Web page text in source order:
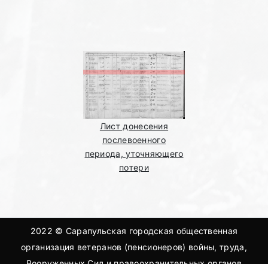
Лист донесения
послевоенного
периода, уточняющего
потери
2022 © Сарапульская городская общественная
организация ветеранов (пенсионеров) войны, труда,